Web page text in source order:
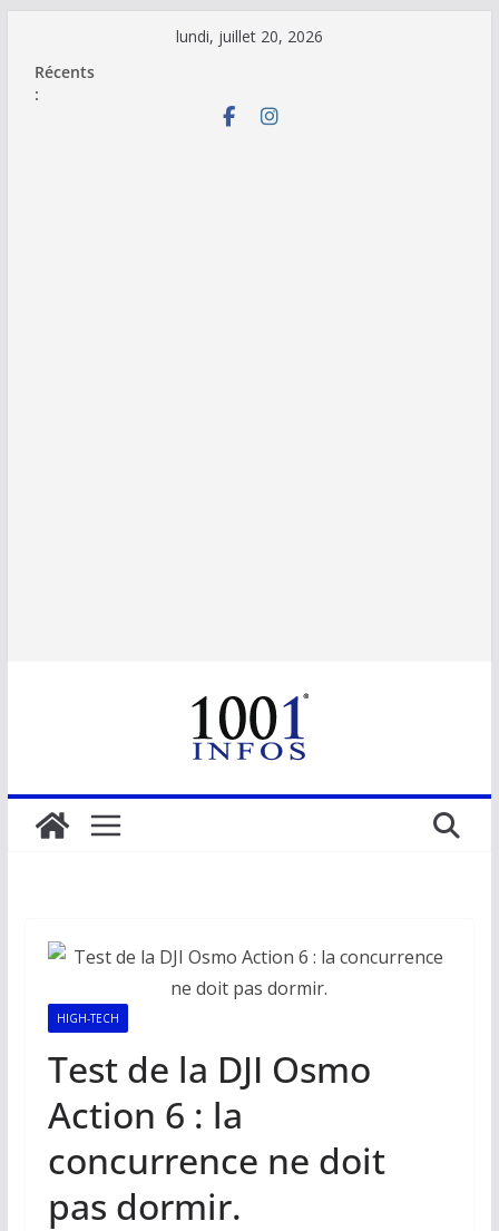
contenu
lundi, juillet 20, 2026
Récents
:
HIGH-TECH
Test de la DJI Osmo
Action 6 : la
concurrence ne doit
pas dormir.